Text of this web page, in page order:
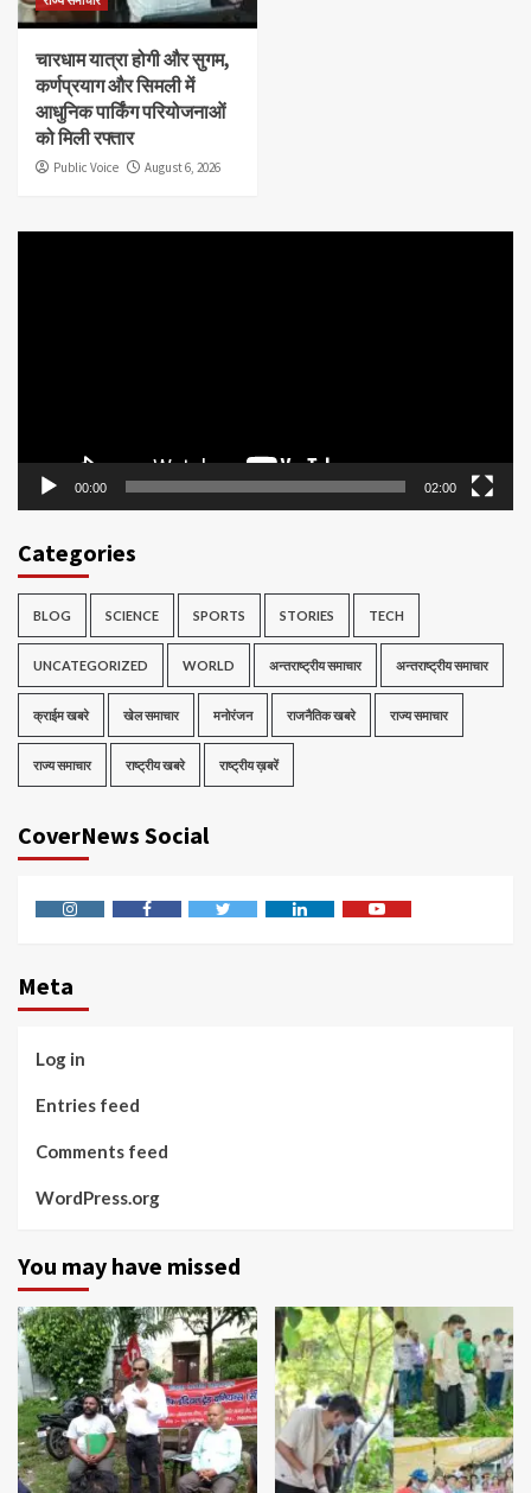
चारधाम यात्रा होगी और सुगम,
कर्णप्रयाग और सिमली में
आधुनिक पार्किंग परियोजनाओं
को मिली रफ्तार
Public Voice August 6, 2026
00:00 02:00
Categories
BLOG SCIENCE SPORTS STORIES TECH
UNCATEGORIZED WORLD अन्तराष्ट्रीय समाचार अन्तराष्ट्रीय समाचार
क्राईम खबरे खेल समाचार मनोरंजन राजनैतिक खबरे राज्य समाचार
राज्य समाचार राष्ट्रीय खबरे राष्ट्रीय ख़बरें
CoverNews Social
Meta
Log in
Entries feed
Comments feed
WordPress.org
You may have missed